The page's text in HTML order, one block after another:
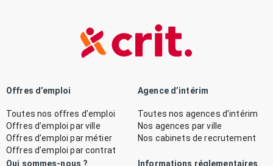
Offres d’emploi
Toutes nos offres d’emploi
Offres d’emploi par ville
Offres d’emploi par métier
Offres d’emploi par contrat
Agence d’intérim
Toutes nos agences d’intérim
Nos agences par ville
Nos cabinets de recrutement
Qui sommes-nous ? Informations réglementaires